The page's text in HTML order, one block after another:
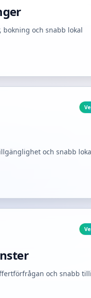
bokning och snabb lokal
och snabb
och snabb